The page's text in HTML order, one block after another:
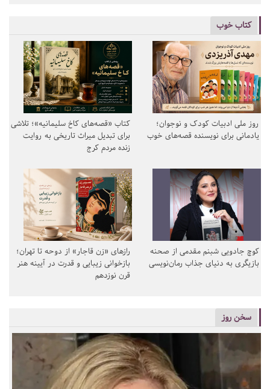
کتاب خوب
روز ملی ادبیات کودک و نوجوان؛
یادمانی برای نویسنده قصه‌های خوب
کتاب «قصه‌های کاخ سلیمانیه»؛ تلاشی
برای تبدیل میراث تاریخی به روایت
زنده مردم کرج
کوچ جادویی شبنم مقدمی از صحنه
بازیگری به دنیای جذاب رمان‌نویسی
رازهای «زن قاجار» از دوحه تا تهران؛
بازخوانی زیبایی و قدرت در آیینه هنر
قرن نوزدهم
سخن روز